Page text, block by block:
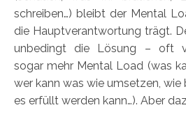
schreiben…) bleibt der Mental
die Hauptverantwortung trägt.
unbedingt die Lösung – oft
sogar mehr Mental Load (was
wer kann was wie umsetzen, wie
es erfüllt werden kann…). Aber